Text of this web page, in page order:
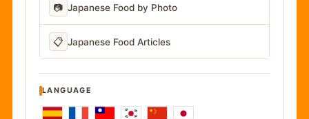
📷 Japanese Food by Photo
📋 Japanese Food Articles
LANGUAGE